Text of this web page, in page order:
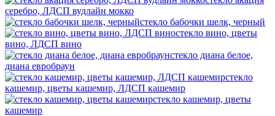
серебро, ЛДСП вудлайн мокко
стекло бабочки шелк, черный
стекло вино, цветы
вино, ЛДСП вино
стекло диана белое,
диана евробраун
стекло
кашемир, цветы кашемир, ЛДСП кашемир
стекло кашемир, цветы
кашемир